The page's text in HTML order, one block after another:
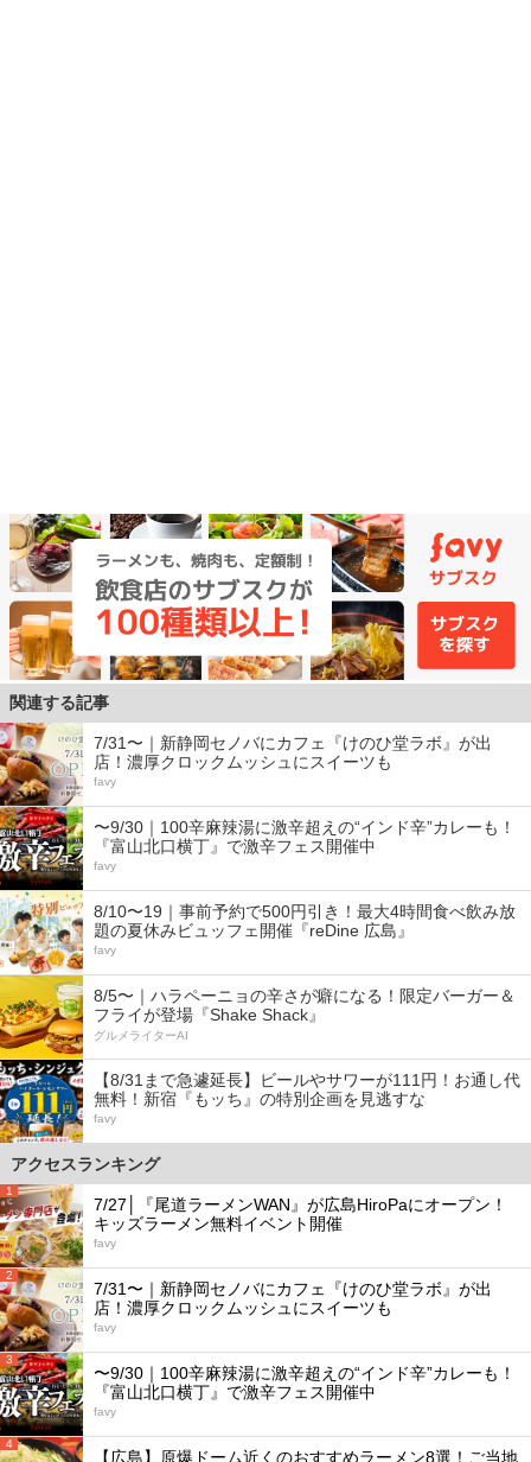
関連する記事
7/31〜｜新静岡セノバにカフェ『けのひ堂ラボ』が出
店！濃厚クロックムッシュにスイーツも
favy
〜9/30｜100辛麻辣湯に激辛超えの“インド辛”カレーも！
『富山北口横丁』で激辛フェス開催中
favy
8/10〜19｜事前予約で500円引き！最大4時間食べ飲み放
題の夏休みビュッフェ開催『reDine 広島』
favy
8/5〜｜ハラペーニョの辛さが癖になる！限定バーガー＆
フライが登場『Shake Shack』
グルメライターAI
【8/31まで急遽延長】ビールやサワーが111円！お通し代
無料！新宿『もッち』の特別企画を見逃すな
favy
アクセスランキング
1
7/27│『尾道ラーメンWAN』が広島HiroPaにオープン！
キッズラーメン無料イベント開催
favy
2
7/31〜｜新静岡セノバにカフェ『けのひ堂ラボ』が出
店！濃厚クロックムッシュにスイーツも
favy
3
〜9/30｜100辛麻辣湯に激辛超えの“インド辛”カレーも！
『富山北口横丁』で激辛フェス開催中
favy
4
【広島】原爆ドーム近くのおすすめラーメン8選！ご当地